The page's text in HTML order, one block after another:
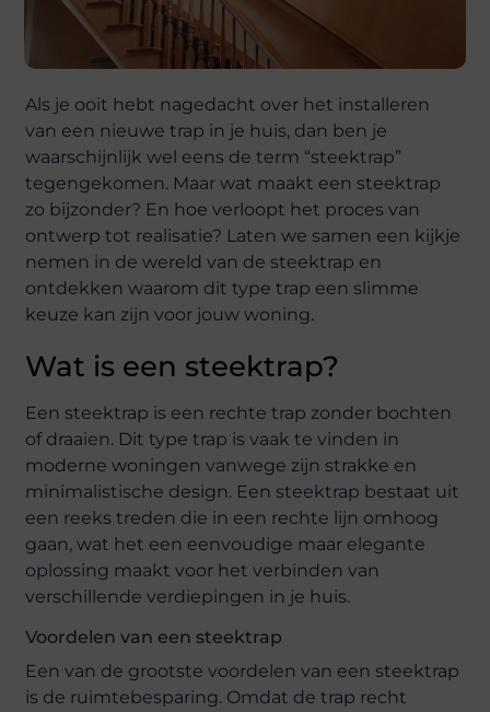
Als je ooit hebt nagedacht over het installeren
van een nieuwe trap in je huis, dan ben je
waarschijnlijk wel eens de term “steektrap”
tegengekomen. Maar wat maakt een steektrap
zo bijzonder? En hoe verloopt het proces van
ontwerp tot realisatie? Laten we samen een kijkje
nemen in de wereld van de steektrap en
ontdekken waarom dit type trap een slimme
keuze kan zijn voor jouw woning.
Wat is een steektrap?
Een steektrap is een rechte trap zonder bochten
of draaien. Dit type trap is vaak te vinden in
moderne woningen vanwege zijn strakke en
minimalistische design. Een steektrap bestaat uit
een reeks treden die in een rechte lijn omhoog
gaan, wat het een eenvoudige maar elegante
oplossing maakt voor het verbinden van
verschillende verdiepingen in je huis.
Voordelen van een steektrap
Een van de grootste voordelen van een steektrap
is de ruimtebesparing. Omdat de trap recht